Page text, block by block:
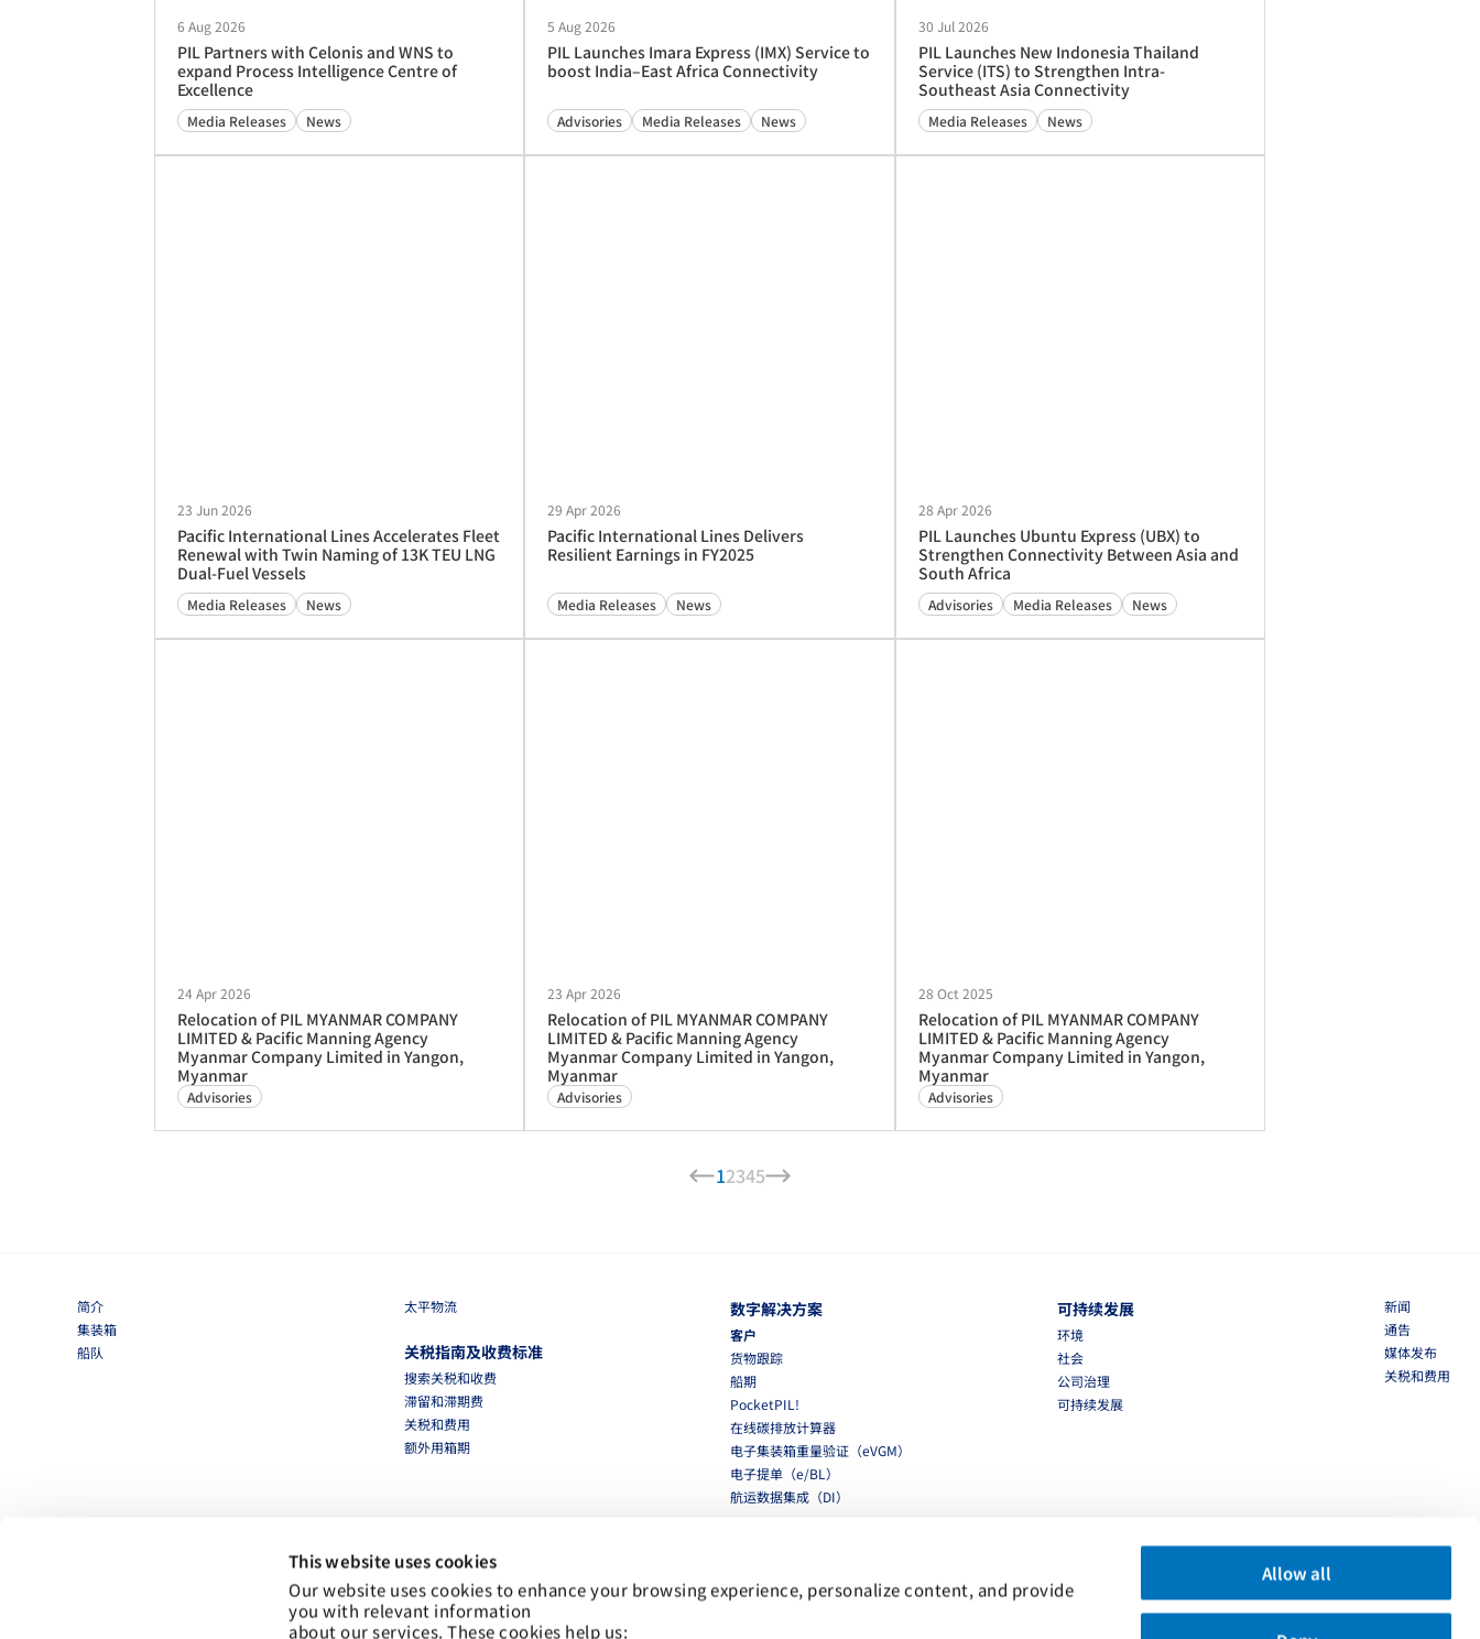
This website uses cookies
Our website uses cookies to enhance your browsing experience, personalize content, and provide
you with relevant information
about our services. These cookies help us:
Allow all
6 Aug 2026
PIL Partners with Celonis and WNS to
expand Process Intelligence Centre of
Excellence
Media Releases News
5 Aug 2026
PIL Launches Imara Express (IMX) Service to
boost India–East Africa Connectivity
Advisories Media Releases News
30 Jul 2026
PIL Launches New Indonesia Thailand
Service (ITS) to Strengthen Intra-
Southeast Asia Connectivity
Media Releases News
23 Jun 2026
Pacific International Lines Accelerates Fleet
Renewal with Twin Naming of 13K TEU LNG
Dual-Fuel Vessels
Media Releases News
29 Apr 2026
Pacific International Lines Delivers
Resilient Earnings in FY2025
Media Releases News
28 Apr 2026
PIL Launches Ubuntu Express (UBX) to
Strengthen Connectivity Between Asia and
South Africa
Advisories Media Releases News
24 Apr 2026
Relocation of PIL MYANMAR COMPANY
LIMITED & Pacific Manning Agency
Myanmar Company Limited in Yangon,
Myanmar
Advisories
23 Apr 2026
Relocation of PIL MYANMAR COMPANY
LIMITED & Pacific Manning Agency
Myanmar Company Limited in Yangon,
Myanmar
Advisories
28 Oct 2025
Relocation of PIL MYANMAR COMPANY
LIMITED & Pacific Manning Agency
Myanmar Company Limited in Yangon,
Myanmar
Advisories
12345
简介
集装箱
船队
太平物流
关税指南及收费标准
搜索关税和收费
滞留和滞期费
关税和费用
额外用箱期
数字解决方案
客户
货物跟踪
船期
PocketPIL!
在线碳排放计算器
电子集装箱重量验证（eVGM）
电子提单（e/BL）
航运数据集成（DI）
集装箱动态电子平台（eSPP）
可持续发展
环境
社会
公司治理
可持续发展
新闻
通告
媒体发布
关税和费用